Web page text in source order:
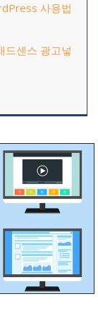
사용법
드센스 광고넣